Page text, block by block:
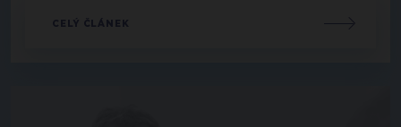
CELÝ ČLÁNEK